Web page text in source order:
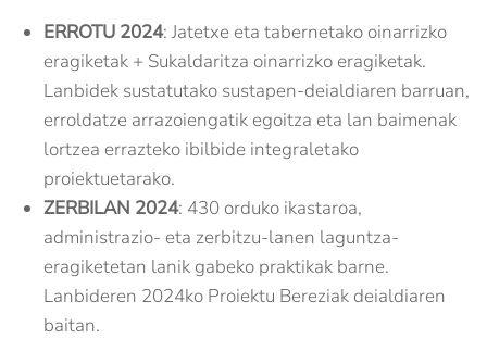
ERROTU 2024: Jatetxe eta tabernetako oinarrizko
eragiketak + Sukaldaritza oinarrizko eragiketak.
Lanbidek sustatutako sustapen-deialdiaren barruan,
erroldatze arrazoiengatik egoitza eta lan baimenak
lortzea errazteko ibilbide integraletako
proiektuetarako.
ZERBILAN 2024: 430 orduko ikastaroa,
administrazio- eta zerbitzu-lanen laguntza-
eragiketetan lanik gabeko praktikak barne.
Lanbideren 2024ko Proiektu Bereziak deialdiaren
baitan.